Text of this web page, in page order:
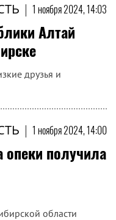
| 1 ноября 2024, 14:03
Алтай
друзья и
| 1 ноября 2024, 14:00
получила
области